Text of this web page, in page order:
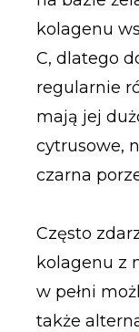
kolagenu
C, dlatego
regularnie
mają jej
cytrusowe,
czarna
Często
kolagenu z
w pełni
także